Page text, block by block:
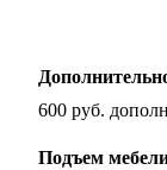
600 руб.
Подъем